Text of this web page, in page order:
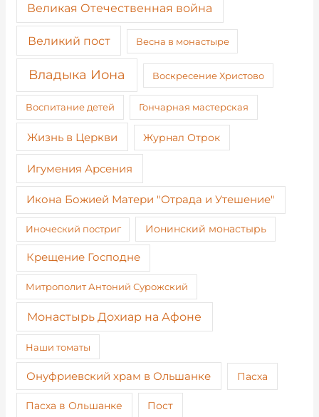
Великая Отечественная война
Великий пост Весна в монастыре
Владыка Иона Воскресение Христово
Воспитание детей Гончарная мастерская
Жизнь в Церкви Журнал Отрок
Игумения Арсения
Икона Божией Матери "Отрада и Утешение"
Иноческий постриг Ионинский монастырь
Крещение Господне
Митрополит Антоний Сурожский
Монастырь Дохиар на Афоне
Наши томаты
Онуфриевский храм в Ольшанке Пасха
Пасха в Ольшанке Пост